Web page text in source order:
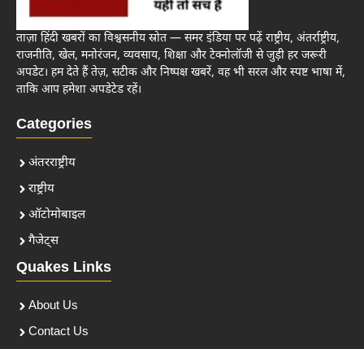
ताज़ा हिंदी खबरों का विश्वसनीय स्रोत — समर इंडिया पर पढ़ें राष्ट्रीय, अंतर्राष्ट्रीय,
राजनीति, खेल, मनोरंजन, व्यवसाय, शिक्षा और टेक्नोलॉजी से जुड़ी हर जरूरी
अपडेट। हम देते हैं तेज़, सटीक और निष्पक्ष खबरें, वह भी सरल और स्पष्ट भाषा में,
ताकि आप हमेशा अपडेटेड रहें।
Categories
अंतरराष्ट्रीय
राष्ट्रीय
ऑटोमोबाइल
गैजेट्स
Quakes Links
About Us
Contact Us